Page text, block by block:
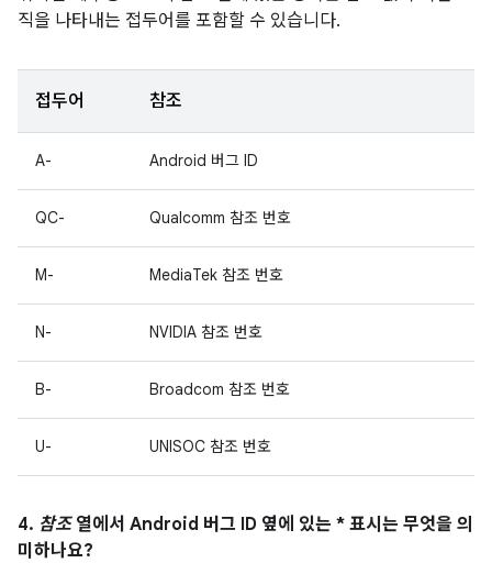
직을 나타내는 접두어를 포함할 수 있습니다.
접두어 참조
A- Android 버그 ID
QC- Qualcomm 참조 번호
M- MediaTek 참조 번호
N- NVIDIA 참조 번호
B- Broadcom 참조 번호
U- UNISOC 참조 번호
4. 참조열에서 Android 버그 ID 옆에 있는 * 표시는 무엇을 의
미하나요?